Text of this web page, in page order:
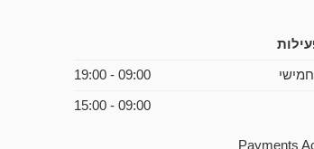
09:00 - 19:00
09:00 - 15:00